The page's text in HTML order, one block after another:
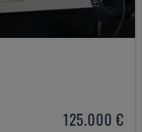
125.000 €